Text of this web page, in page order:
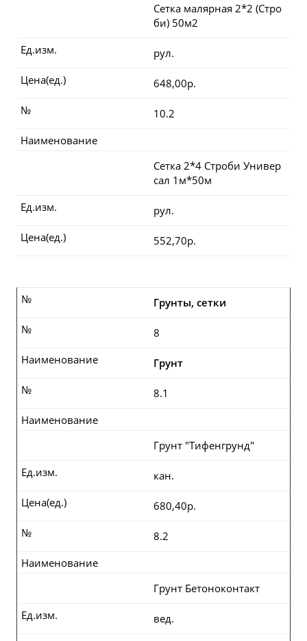
Сетка малярная 2*2 (Стро
би) 50м2
рул.
Ед.изм.
648,00р.
Цена(ед.)
10.2
№
Наименование
Сетка 2*4 Строби Универ
сал 1м*50м
рул.
Ед.изм.
552,70р.
Цена(ед.)
Грунты, сетки
№
8
№
Грунт
Наименование
8.1
№
Наименование
Грунт "Тифенгрунд"
кан.
Ед.изм.
680,40р.
Цена(ед.)
8.2
№
Наименование
Грунт Бетоноконтакт
вед.
Ед.изм.